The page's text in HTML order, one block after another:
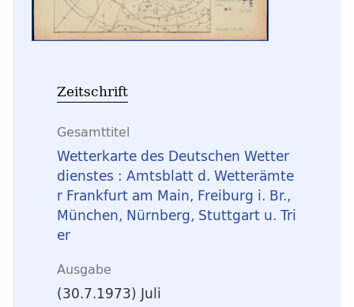
Zeitschrift
Gesamttitel
Wetterkarte des Deutschen Wetter
dienstes : Amtsblatt d. Wetterämte
r Frankfurt am Main, Freiburg i. Br.,
München, Nürnberg, Stuttgart u. Tri
er
Ausgabe
(30.7.1973) Juli